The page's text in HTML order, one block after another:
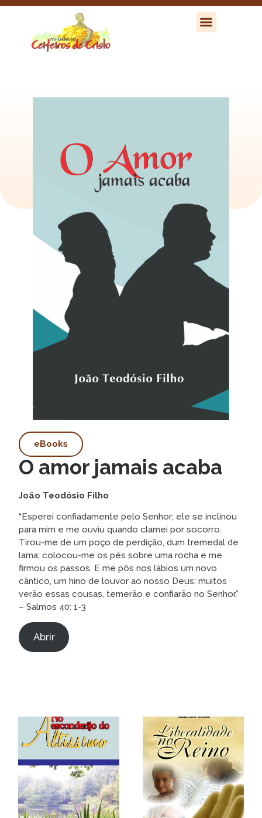
eBooks
O amor jamais acaba
João Teodósio Filho
“Esperei confiadamente pelo Senhor; ele se inclinou
para mim e me ouviu quando clamei por socorro.
Tirou-me de um poço de perdição, dum tremedal de
lama; colocou-me os pés sobre uma rocha e me
firmou os passos. E me pôs nos lábios um novo
cântico, um hino de louvor ao nosso Deus; muitos
verão essas cousas, temerão e confiarão no Senhor.”
– Salmos 40: 1-3
Abrir